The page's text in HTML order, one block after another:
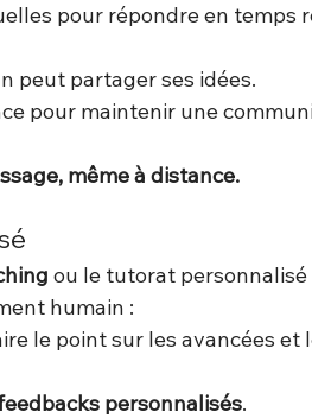
pour répondre en temps
peut partager ses idées.
pour maintenir une
même à distance.
ou le tutorat
humain :
le point sur les avancées et
personnalisés.